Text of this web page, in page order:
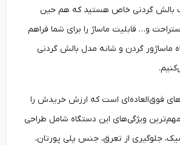
گردنی خاص هستید که هم حین
و… قابلیت ماساژ را برای شما فراهم
گردن و شانه مدل بالش گردنی
فوق‌العاده‌ای است که ارزش خریدش را
ویژگی‌های این دستگاه شامل طراحی
از تعرق، جنس پلی پورتان،